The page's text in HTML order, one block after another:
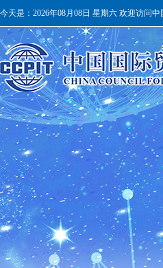
今天是： 2026年08月08日 星期六 欢迎访问